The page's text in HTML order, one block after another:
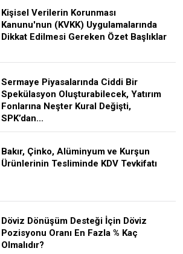
Kişisel Verilerin Korunması
Kanunu'nun (KVKK) Uygulamalarında
Dikkat Edilmesi Gereken Özet Başlıklar
Sermaye Piyasalarında Ciddi Bir
Spekülasyon Oluşturabilecek, Yatırım
Fonlarına Neşter Kural Değişti,
SPK’dan...
Bakır, Çinko, Alüminyum ve Kurşun
Ürünlerinin Tesliminde KDV Tevkifatı
Döviz Dönüşüm Desteği İçin Döviz
Pozisyonu Oranı En Fazla % Kaç
Olmalıdır?